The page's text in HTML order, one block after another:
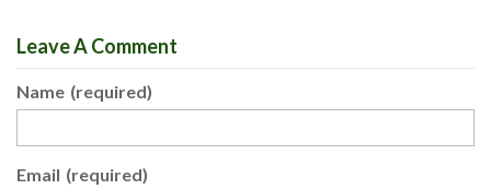
Leave A Comment
Name (required)
Email (required)